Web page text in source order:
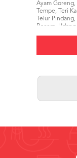
Ayam Goreng,
Tempe, Teri
Telur
Bacem, Udang.